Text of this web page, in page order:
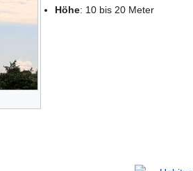
Höhe: 10 bis 20 Meter